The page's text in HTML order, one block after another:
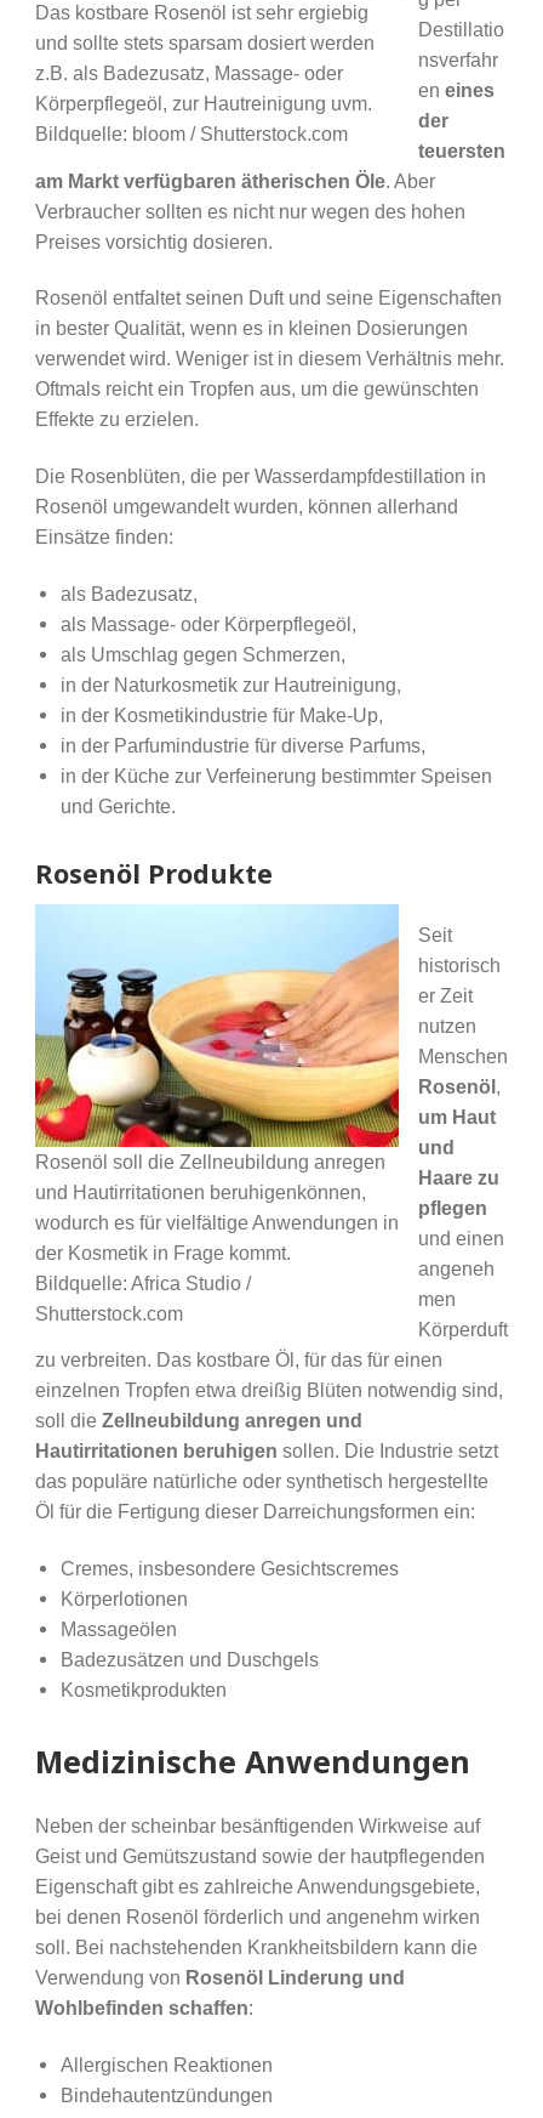
Das kostbare Rosenöl ist sehr ergiebig
und sollte stets sparsam dosiert werden
z.B. als Badezusatz, Massage- oder
Körperpflegeöl, zur Hautreinigung uvm.
Bildquelle: bloom / Shutterstock.com
Destillatio
nsverfahr
en eines
der
teuersten
am Markt verfügbaren ätherischen Öle. Aber
Verbraucher sollten es nicht nur wegen des hohen
Preises vorsichtig dosieren.
Rosenöl entfaltet seinen Duft und seine Eigenschaften
in bester Qualität, wenn es in kleinen Dosierungen
verwendet wird. Weniger ist in diesem Verhältnis mehr.
Oftmals reicht ein Tropfen aus, um die gewünschten
Effekte zu erzielen.
Die Rosenblüten, die per Wasserdampfdestillation in
Rosenöl umgewandelt wurden, können allerhand
Einsätze finden:
als Badezusatz,
als Massage- oder Körperpflegeöl,
als Umschlag gegen Schmerzen,
in der Naturkosmetik zur Hautreinigung,
in der Kosmetikindustrie für Make-Up,
in der Parfumindustrie für diverse Parfums,
in der Küche zur Verfeinerung bestimmter Speisen
und Gerichte.
Rosenöl Produkte
Rosenöl soll die Zellneubildung anregen
und Hautirritationen beruhigenkönnen,
wodurch es für vielfältige Anwendungen in
der Kosmetik in Frage kommt.
Bildquelle: Africa Studio /
Shutterstock.com
Seit
historisch
er Zeit
nutzen
Menschen
Rosenöl,
um Haut
und
Haare zu
pflegen
und einen
angeneh
men
Körperduft
zu verbreiten. Das kostbare Öl, für das für einen
einzelnen Tropfen etwa dreißig Blüten notwendig sind,
soll die Zellneubildung anregen und
Hautirritationen beruhigen sollen. Die Industrie setzt
das populäre natürliche oder synthetisch hergestellte
Öl für die Fertigung dieser Darreichungsformen ein:
Cremes, insbesondere Gesichtscremes
Körperlotionen
Massageölen
Badezusätzen und Duschgels
Kosmetikprodukten
Medizinische Anwendungen
Neben der scheinbar besänftigenden Wirkweise auf
Geist und Gemütszustand sowie der hautpflegenden
Eigenschaft gibt es zahlreiche Anwendungsgebiete,
bei denen Rosenöl förderlich und angenehm wirken
soll. Bei nachstehenden Krankheitsbildern kann die
Verwendung von Rosenöl Linderung und
Wohlbefinden schaffen:
Allergischen Reaktionen
Bindehautentzündungen